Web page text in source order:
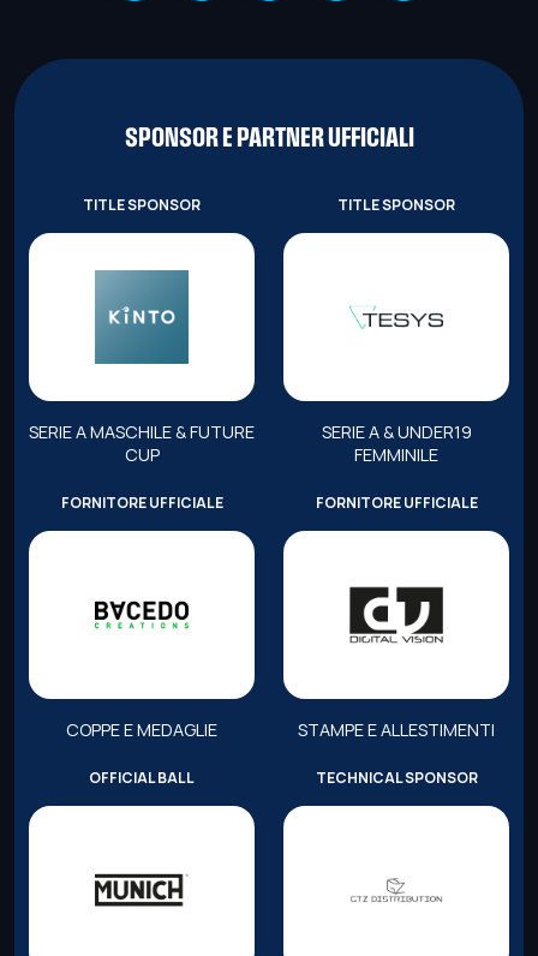
SPONSOR E PARTNER UFFICIALI
TITLE SPONSOR
SERIE A MASCHILE & FUTURE
CUP
TITLE SPONSOR
SERIE A & UNDER19
FEMMINILE
FORNITORE UFFICIALE
COPPE E MEDAGLIE
FORNITORE UFFICIALE
STAMPE E ALLESTIMENTI
OFFICIAL BALL TECHNICAL SPONSOR